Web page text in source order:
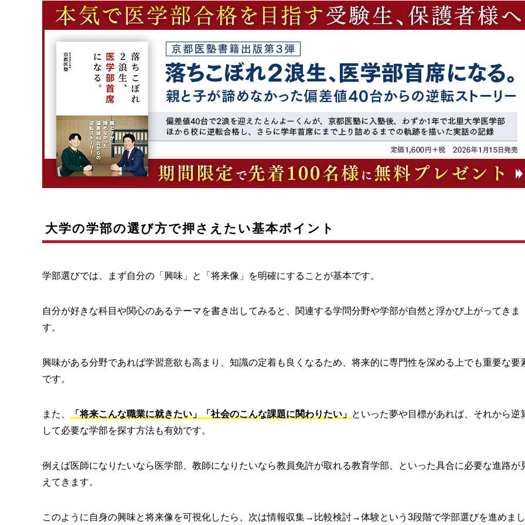
大学の学部の選び方で押さえたい基本ポイント
学部選びでは、まず自分の「興味」と「将来像」を明確にすることが基本です。
自分が好きな科目や関心のあるテーマを書き出してみると、関連する学問分野や学部が自然と浮かび上がってきま
す。
興味がある分野であれば学習意欲も高まり、知識の定着も良くなるため、将来的に専門性を深める上でも重要な要
です。
また、 「将来こんな職業に就きたい」「社会のこんな課題に関わりたい」 といった夢や目標があれば、それから逆
して必要な学部を探す方法も有効です。
例えば医師になりたいなら医学部、教師になりたいなら教員免許が取れる教育学部、といった具合に必要な進路が
えてきます。
このように自身の興味と将来像を可視化したら、次は情報収集→比較検討→体験という3段階で学部選びを進めまし